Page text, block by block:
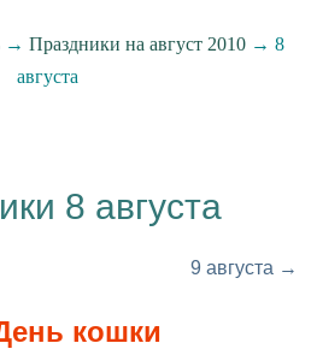
→ Праздники на август 2010→ 8
августа
8 августа
9 августа →
кошки